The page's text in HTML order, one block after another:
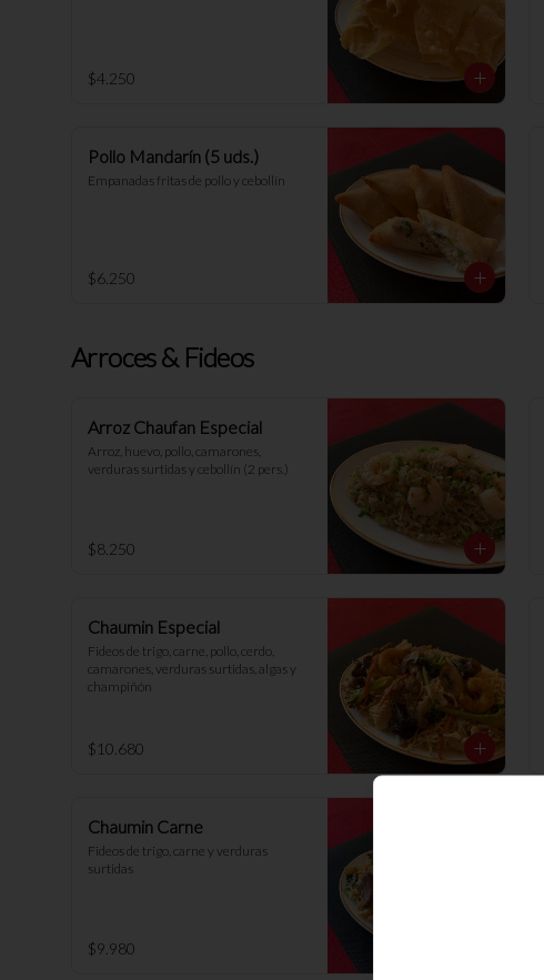
$4.250
Pollo Mandarín (5 uds.)
Empanadas fritas de pollo y cebollín
$6.250
Arroces & Fideos
Arroz Chaufan Especial
Arroz, huevo, pollo, camarones,
verduras surtidas y cebollín (2 pers.)
$8.250
Chaumin Especial
Fideos de trigo, carne, pollo, cerdo,
camarones, verduras surtidas, algas y
champiñón
$10.680
Chaumin Carne
Fideos de trigo, carne y verduras
surtidas
$9.980